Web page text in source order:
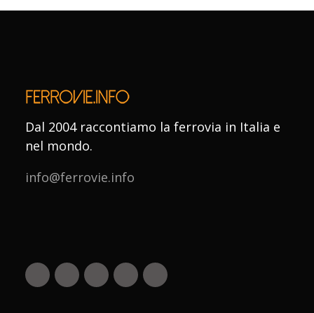
Dal 2004 raccontiamo la ferrovia in Italia e
nel mondo.
info@ferrovie.info